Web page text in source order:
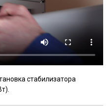
стабилизатора